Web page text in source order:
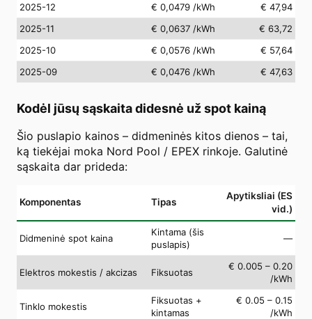
2025-12
€ 0,0479 /kWh
€ 47,94
2025-11
€ 0,0637 /kWh
€ 63,72
2025-10
€ 0,0576 /kWh
€ 57,64
2025-09
€ 0,0476 /kWh € 47,63
Kodėl jūsų sąskaita didesnė už spot kainą
Šio puslapio kainos – didmeninės kitos dienos – tai,
ką tiekėjai moka Nord Pool / EPEX rinkoje. Galutinė
sąskaita dar prideda:
Komponentas Tipas
Apytiksliai (ES
vid.)
Didmeninė spot kaina
Kintama (šis
puslapis)
—
Elektros mokestis / akcizas Fiksuotas
€ 0.005 – 0.20
/kWh
Tinklo mokestis
Fiksuotas +
kintamas
€ 0.05 – 0.15
/kWh